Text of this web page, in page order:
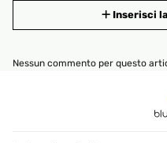
Inserisci
Nessun commento per questo